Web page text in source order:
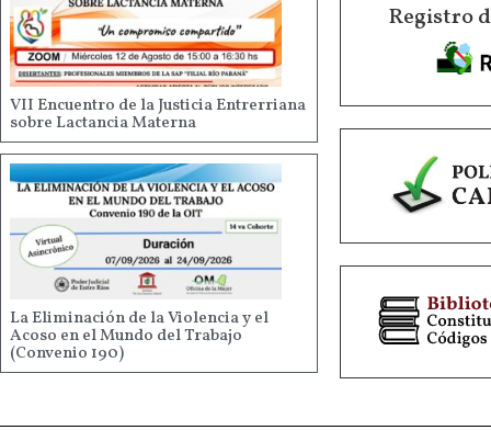
VII Encuentro de la Justicia Entrerriana
sobre Lactancia Materna
La Eliminación de la Violencia y el
Acoso en el Mundo del Trabajo
(Convenio 190)
Registro